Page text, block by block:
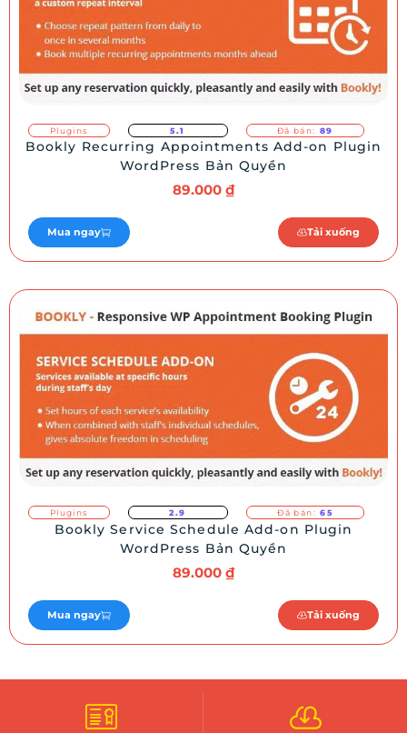
Plugins 5.1 Đã bán: 89
Bookly Recurring Appointments Add-on Plugin
WordPress Bản Quyền
89.000 ₫
Mua ngay Tải xuống
Plugins 2.9 Đã bán: 65
Bookly Service Schedule Add-on Plugin
WordPress Bản Quyền
89.000 ₫
Mua ngay Tải xuống